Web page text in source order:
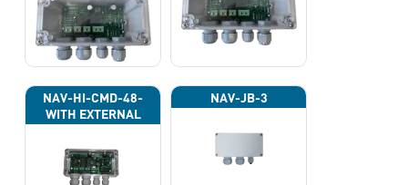
NAV-HI-CMD-48-
WITH EXTERNAL
PHOTOCELL 13133
NAV-JB-3